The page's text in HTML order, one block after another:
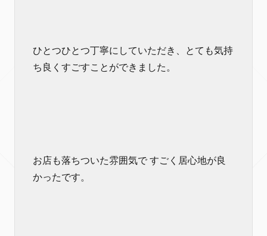
ひとつひとつ丁寧にしていただき、とても気持
ち良くすごすことができました。
お店も落ちついた雰囲気で すごく居心地が良
かったです。